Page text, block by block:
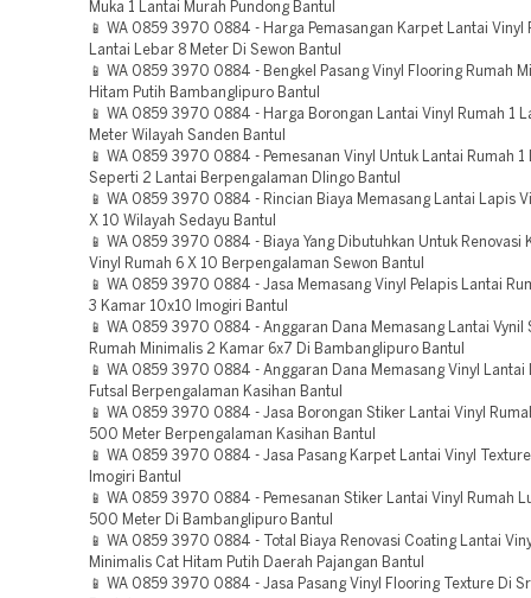
Muka 1 Lantai Murah Pundong Bantul
📱 WA 0859 3970 0884 - Harga Pemasangan Karpet Lantai Vinyl
Lantai Lebar 8 Meter Di Sewon Bantul
📱 WA 0859 3970 0884 - Bengkel Pasang Vinyl Flooring Rumah
Hitam Putih Bambanglipuro Bantul
📱 WA 0859 3970 0884 - Harga Borongan Lantai Vinyl Rumah 1
Meter Wilayah Sanden Bantul
📱 WA 0859 3970 0884 - Pemesanan Vinyl Untuk Lantai Rumah 1
Seperti 2 Lantai Berpengalaman Dlingo Bantul
📱 WA 0859 3970 0884 - Rincian Biaya Memasang Lantai Lapis
X 10 Wilayah Sedayu Bantul
📱 WA 0859 3970 0884 - Biaya Yang Dibutuhkan Untuk Renovasi
Vinyl Rumah 6 X 10 Berpengalaman Sewon Bantul
📱 WA 0859 3970 0884 - Jasa Memasang Vinyl Pelapis Lantai
3 Kamar 10x10 Imogiri Bantul
📱 WA 0859 3970 0884 - Anggaran Dana Memasang Lantai Vynil
Rumah Minimalis 2 Kamar 6x7 Di Bambanglipuro Bantul
📱 WA 0859 3970 0884 - Anggaran Dana Memasang Vinyl Lantai
Futsal Berpengalaman Kasihan Bantul
📱 WA 0859 3970 0884 - Jasa Borongan Stiker Lantai Vinyl
500 Meter Berpengalaman Kasihan Bantul
📱 WA 0859 3970 0884 - Jasa Pasang Karpet Lantai Vinyl
Imogiri Bantul
📱 WA 0859 3970 0884 - Pemesanan Stiker Lantai Vinyl Rumah
500 Meter Di Bambanglipuro Bantul
📱 WA 0859 3970 0884 - Total Biaya Renovasi Coating Lantai
Minimalis Cat Hitam Putih Daerah Pajangan Bantul
📱 WA 0859 3970 0884 - Jasa Pasang Vinyl Flooring Texture Di